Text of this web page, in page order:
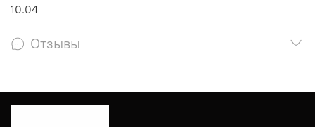
10.04
Отзывы